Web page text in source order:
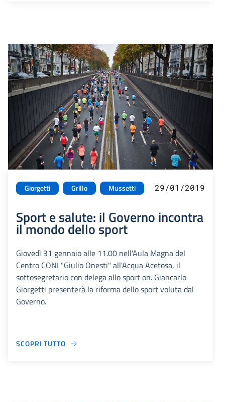
Giorgetti Grillo Mussetti 29/01/2019
Sport e salute: il Governo incontra
il mondo dello sport
Giovedì 31 gennaio alle 11.00 nell'Aula Magna del
Centro CONI "Giulio Onesti" all'Acqua Acetosa, il
sottosegretario con delega allo sport on. Giancarlo
Giorgetti presenterà la riforma dello sport voluta dal
Governo.
SCOPRI TUTTO